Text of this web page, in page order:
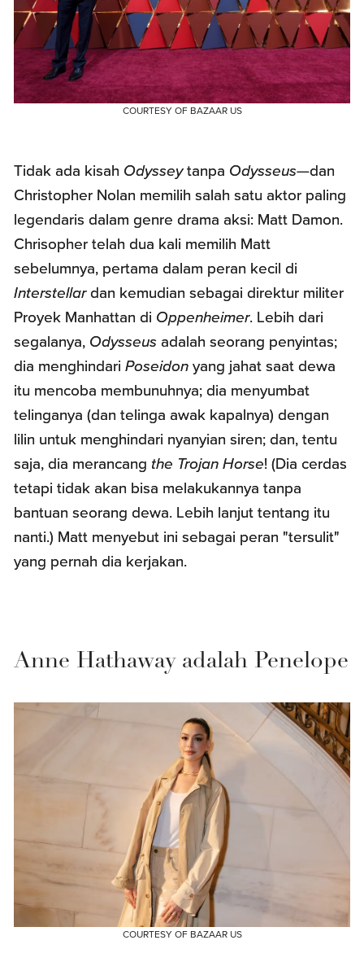
COURTESY OF BAZAAR US
Tidak ada kisah Odysseytanpa Odysseus—dan
Christopher Nolan memilih salah satu aktor paling
legendaris dalam genre drama aksi: Matt Damon.
Chrisopher telah dua kali memilih Matt
sebelumnya, pertama dalam peran kecil di
Interstellardan kemudian sebagai direktur militer
Proyek Manhattan di Oppenheimer. Lebih dari
segalanya, Odysseus adalah seorang penyintas;
dia menghindariPoseidon yang jahat saat dewa
itu mencoba membunuhnya; dia menyumbat
telinganya (dan telinga awak kapalnya) dengan
lilin untuk menghindari nyanyian siren; dan, tentu
saja, dia merancang the Trojan Horse! (Dia cerdas
tetapi tidak akan bisa melakukannya tanpa
bantuan seorang dewa. Lebih lanjut tentang itu
nanti.) Matt menyebut ini sebagai peran "tersulit"
yang pernah dia kerjakan.
Anne Hathaway adalah Penelope
COURTESY OF BAZAAR US